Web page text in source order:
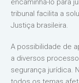
encaminhá-lo para
tribunal facilita a
Justiça brasileira.
A possibilidade de
a diversos
segurança jurídica.